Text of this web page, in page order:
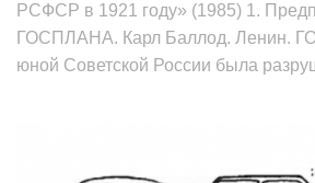
РСФСР в 1921 году» (1985) 1.
ГОСПЛАНА. Карл Баллод. Ленин.
юной Советской России была